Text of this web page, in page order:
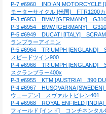
P-7 #6960　INDIAN MOTORCYCLE
モーターサイクル [米国]　FTR1200
P-3 #6953　BMW [GERMANY]　
P-3 #6954　BMW [GERMANY]　
P-5 #6949　DUCATI [ITALY]　
ランブラーアイコン
P-5 #6964　TRIUMPH [ENGLAND]
スピードツイン900
P-4 #6966　TRIUMPH [ENGLAND]
スクランブラー400x
P-3 #6955　KTM [AUSTRIA]　390
P-4 #6967　HUSQVARNA
ウェーデン]　スヴァルトピレン401
P-4 #6968　ROYAL ENFIELD
フィールド [インド]　コンチネンタル